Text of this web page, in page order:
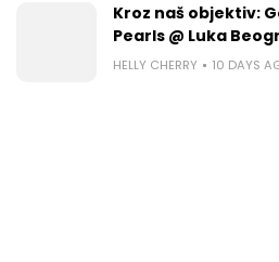
Kroz naš objektiv:
Pearls @ Luka
HELLY CHERRY 10 DAYS